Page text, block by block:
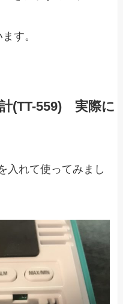
す。
(TT-559) 実際に
入れて使ってみまし